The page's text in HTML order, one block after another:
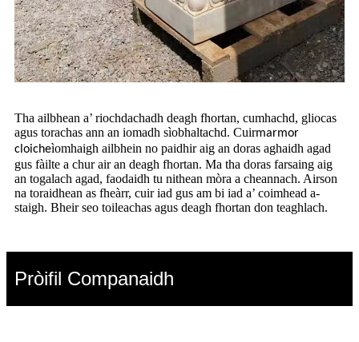
Tha ailbhean a’ riochdachadh deagh fhortan, cumhachd, gliocas
agus torachas ann an iomadh sìobhaltachd. Cuirmarmor
cloicheìomhaigh ailbhein no paidhir aig an doras aghaidh agad
gus fàilte a chur air an deagh fhortan. Ma tha doras farsaing aig
an togalach agad, faodaidh tu nithean mòra a cheannach. Airson
na toraidhean as fheàrr, cuir iad gus am bi iad a’ coimhead a-
staigh. Bheir seo toileachas agus deagh fhortan don teaghlach.
Pròifil Companaidh